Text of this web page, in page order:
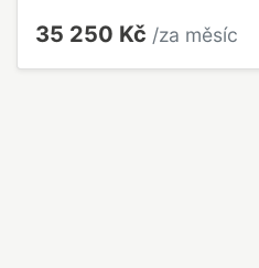
35 250 Kč /za měsíc